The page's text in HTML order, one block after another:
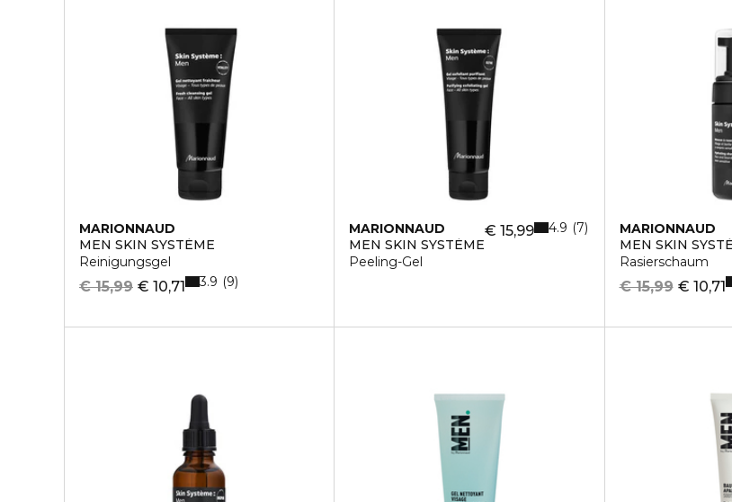
MARIONNAUD
MEN SKIN SYSTÈME
Reinigungsgel
€ 10,71
€ 15,99 3.9 9
MARIONNAUD
MEN SKIN SYSTÈME
Peeling-Gel
€ 15,99 4.9 7
MARIONNAUD
MEN SKIN
Rasierschaum
€ 10,71
€ 15,99